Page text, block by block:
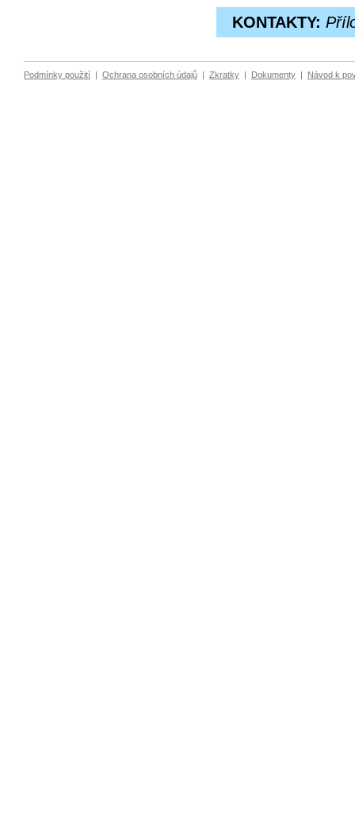
KONTAKTY:
Podmínky použití | Ochrana osobních údajů | Zkratky | Dokumenty | Návod k